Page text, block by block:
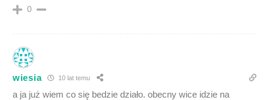
0
wiesia 10 lat temu
a ja już wiem co się bedzie działo. obecny wice idzie na